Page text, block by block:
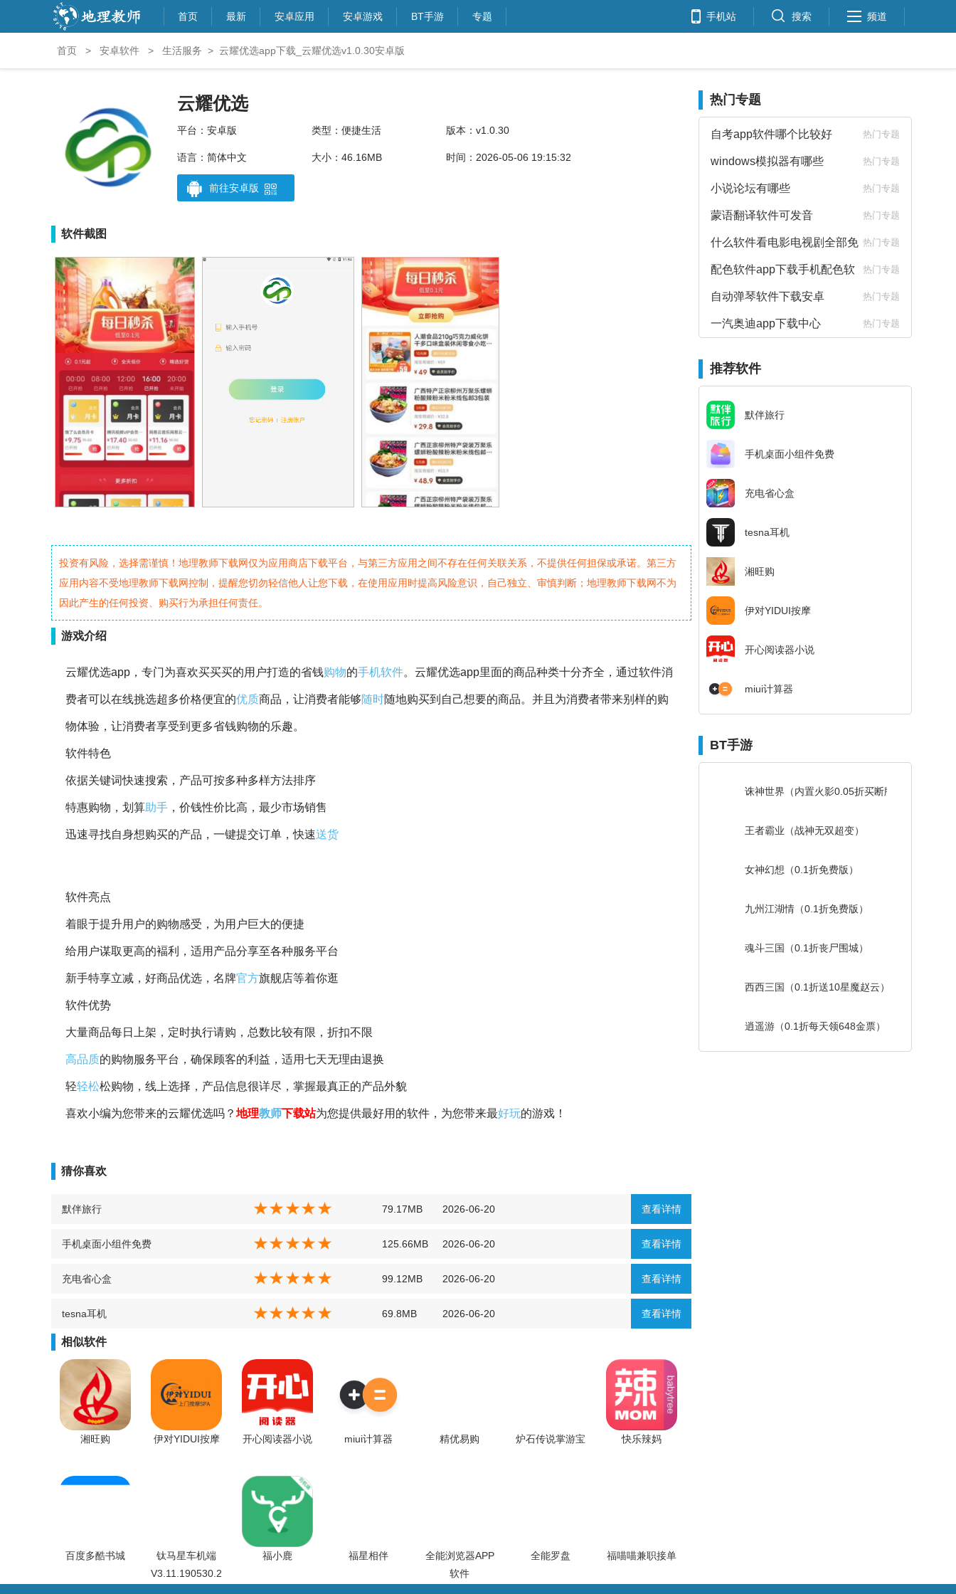
首页 最新 安卓应用 安卓游戏 BT手游 专题 手机站 搜索 频道
首页 > 安卓软件 > 生活服务 > 云耀优选app下载_云耀优选v1.0.30安卓版
云耀优选
平台：安卓版 类型：便捷生活 版本：v1.0.30
语言：简体中文 大小：46.16MB 时间：2026-05-06 19:15:32
前往安卓版
软件截图
投资有风险，选择需谨慎！地理教师下载网仅为应用商店下载平台，与第三方应用之间不存在任何关联关系，不提供任何担保或承诺。第三方
应用内容不受地理教师下载网控制，提醒您切勿轻信他人让您下载，在使用应用时提高风险意识，自己独立、审慎判断；地理教师下载网不为
因此产生的任何投资、购买行为承担任何责任。
游戏介绍
云耀优选app，专门为喜欢买买买的用户打造的省钱购物的手机软件。云耀优选app里面的商品种类十分齐全，通过软件消
费者可以在线挑选超多价格便宜的优质商品，让消费者能够随时随地购买到自己想要的商品。并且为消费者带来别样的购
物体验，让消费者享受到更多省钱购物的乐趣。
软件特色
依据关键词快速搜索，产品可按多种多样方法排序
特惠购物，划算助手 ，价钱性价比高，最少市场销售
迅速寻找自身想购买的产品，一键提交订单，快速送货
软件亮点
着眼于提升用户的购物感受，为用户巨大的便捷
给用户谋取更高的褔利，适用产品分享至各种服务平台
新手特享立减，好商品优选，名牌官方旗舰店等着你逛
软件优势
大量商品每日上架，定时执行请购，总数比较有限，折扣不限
高品质的购物服务平台，确保顾客的利益，适用七天无理由退换
轻轻松松购物，线上选择，产品信息很详尽，掌握最真正的产品外貌
喜欢小编为您带来的云耀优选吗？ 地理教师下载站为您提供最好用的软件，为您带来最好玩的游戏！
猜你喜欢
查看详情
默伴旅行 79.17MB 2026-06-20
查看详情
手机桌面小组件免费 125.66MB 2026-06-20
查看详情
充电省心盒 99.12MB 2026-06-20
查看详情
tesna耳机 69.8MB 2026-06-20
相似软件
湘旺购 伊对YIDUI按摩 开心阅读器小说 miui计算器 精优易购 炉石传说掌游宝 快乐辣妈
百度多酷书城
钛马星车机端
V3.11.190530.2
福小鹿 福星相伴
全能浏览器APP
软件
全能罗盘 福喵喵兼职接单
热门专题
自考app软件哪个比较好 热门专题
windows模拟器有哪些 热门专题
小说论坛有哪些 热门专题
蒙语翻译软件可发音 热门专题
什么软件看电影电视剧全部免
费
热门专题
配色软件app下载手机配色软
件下载
热门专题
自动弹琴软件下载安卓 热门专题
一汽奥迪app下载中心 热门专题
推荐软件
默伴旅行
手机桌面小组件免费
充电省心盒
tesna耳机
湘旺购
伊对YIDUI按摩
开心阅读器小说
miui计算器
BT手游
诛神世界（内置火影0.05折买断版）
王者霸业（战神无双超变）
女神幻想（0.1折免费版）
九州江湖情（0.1折免费版）
魂斗三国（0.1折丧尸围城）
西西三国（0.1折送10星魔赵云）
逍遥游（0.1折每天领648金票）